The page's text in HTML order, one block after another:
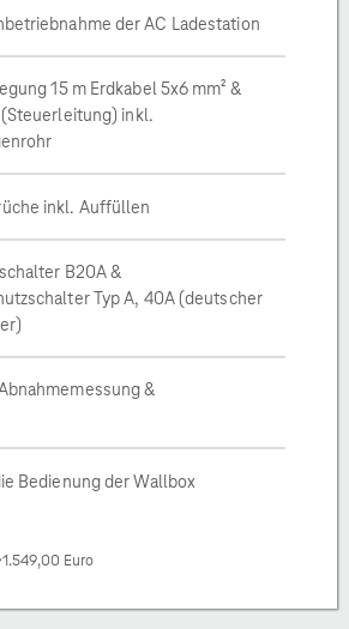
der AC Ladestation
15 m Erdkabel 5x6 mm² &
inkl.
inkl. Auffüllen
B20A &
Typ A, 40A (deutscher
&
Bedienung der Wallbox
Euro